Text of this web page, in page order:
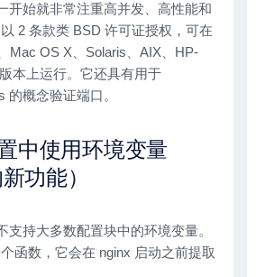
开始就非常注重高并发、高性能和
2 条款类 BSD 许可证授权，可在
Mac OS X、Solaris、AIX、HP-
本上运行。它还具有用于
的概念验证端口。
中使用环境变量
功能）
支持大多数配置块中的环境变量。
函数，它会在 nginx 启动之前提取